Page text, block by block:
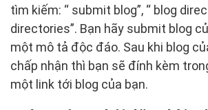
tìm kiếm: “ submit blog”, “ blog
directories”. Bạn hãy submit blog
một mô tả độc đáo. Sau khi blog
chấp nhận thì bạn sẽ đính kèm
một link tới blog của bạn.